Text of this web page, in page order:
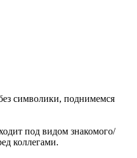
символики, поднимемся
под видом знакомого/
коллегами.